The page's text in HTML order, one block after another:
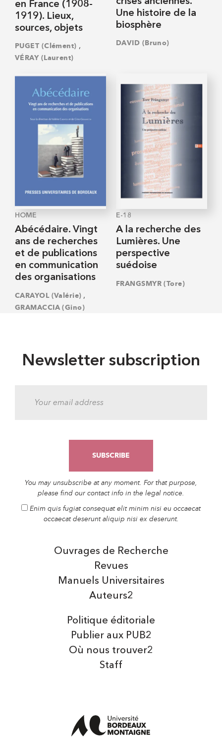
en France (1908-
1919). Lieux,
sources, objets
PUGET (Clément) ,
VÉRAY (Laurent)
Une histoire de la
biosphère
DAVID (Bruno)
HOME
Abécédaire. Vingt
ans de recherches
et de publications
en communication
des organisations
CARAYOL (Valérie) ,
GRAMACCIA (Gino)
E-18
A la recherche des
Lumières. Une
perspective
suédoise
FRANGSMYR (Tore)
Newsletter subscription
You may unsubscribe at any moment. For that purpose,
please find our contact info in the legal notice.
Enim quis fugiat consequat elit minim nisi eu occaecat
occaecat deserunt aliquip nisi ex deserunt.
Auteurs2
Manuels Universitaires
Ouvrages de Recherche
Revues
Politique éditoriale
Publier aux PUB2
Où nous trouver2
Staff